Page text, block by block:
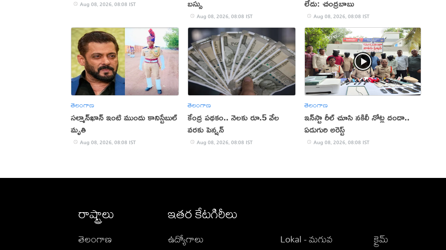
Aug 08, 2026, 08:08 IST బస్సు
Aug 08, 2026, 08:08 IST
లేదు: చంద్రబాబు
Aug 08, 2026, 08:08 IST
తెలంగాణ
సల్మాన్‌ఖాన్‌ ఇంటి ముందు కానిస్టేబుల్‌
మృతి
Aug 08, 2026, 08:08 IST
తెలంగాణ
కేంద్ర పథకం.. నెలకు రూ.5 వేల
వరకు పెన్షన్
Aug 08, 2026, 08:08 IST
తెలంగాణ
ఇన్‌స్టా రీల్ చూసి నకిలీ నోట్ల దందా..
ఏడుగురి అరెస్ట్
Aug 08, 2026, 08:08 IST
రాష్ట్రాలు
తెలంగాణ
ఇతర కేటగిరీలు
ఉద్యోగాలు
Lokal - మగువ
క్రైమ్